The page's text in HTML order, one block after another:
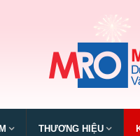
THƯƠNG HIỆU